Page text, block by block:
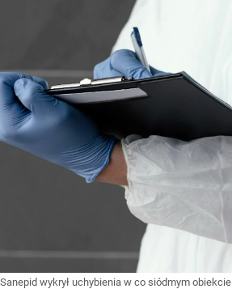
Sanepid wykrył uchybienia w co siódmym obiekcie